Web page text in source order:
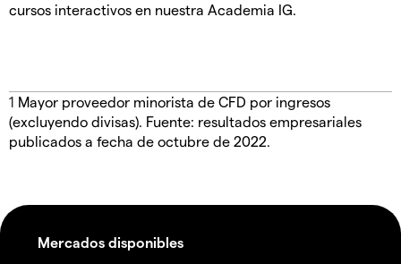
cursos interactivos en nuestra Academia IG.
1 Mayor proveedor minorista de CFD por ingresos
(excluyendo divisas). Fuente: resultados empresariales
publicados a fecha de octubre de 2022.
Mercados disponibles